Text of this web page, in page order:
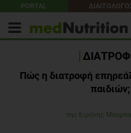
PORTAL
Πώς η διατροφή
παιδιών;
της Ειρήνης